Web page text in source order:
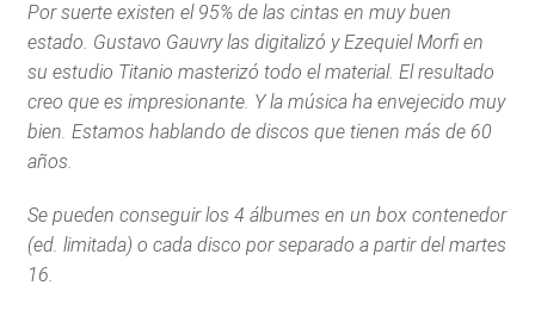
Por suerte existen el 95% de las cintas en muy buen
estado. Gustavo Gauvry las digitalizó y Ezequiel Morfi en
su estudio Titanio masterizó todo el material. El resultado
creo que es impresionante. Y la música ha envejecido muy
bien. Estamos hablando de discos que tienen más de 60
años.
Se pueden conseguir los 4 álbumes en un box contenedor
(ed. limitada) o cada disco por separado a partir del martes
16.